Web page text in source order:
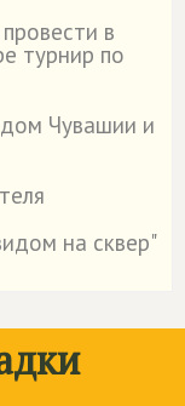
в
турнир по
Чувашии и
на сквер"